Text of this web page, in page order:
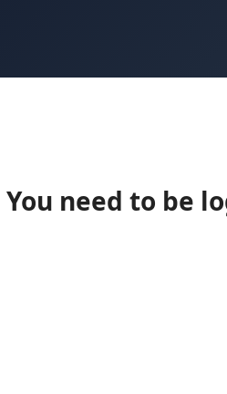
You need to be